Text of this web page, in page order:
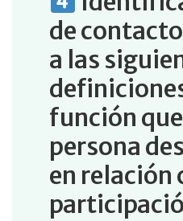
de
a las
función
persona
en relación